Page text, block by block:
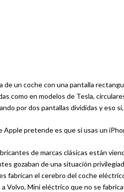
de un coche con una pantalla
como en modelos de Tesla,
por dos pantallas divididas y eso
Apple pretende es que si usas un
de marcas clásicas están
gozaban de una situación
fabrican el cerebro del coche
a Volvo, Mini eléctrico que no se